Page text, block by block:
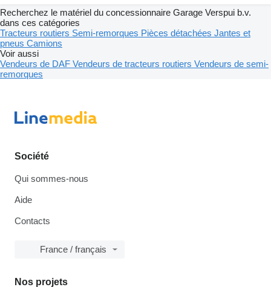
Recherchez le matériel du concessionnaire Garage Verspui b.v.
dans ces catégories
Tracteurs routiers Semi-remorques Pièces détachées Jantes et
pneus Camions
Voir aussi
Vendeurs de DAF Vendeurs de tracteurs routiers Vendeurs de semi-
remorques
Société
Qui sommes-nous
Aide
Contacts
France / français
Nos projets